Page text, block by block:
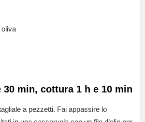
30 min, cottura 1 h e 10 min
a pezzetti. Fai appassire lo